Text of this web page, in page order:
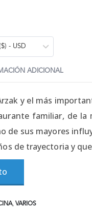
- USD
ADICIONAL
y el más
familiar, de
de sus mayores
de trayectoria y
, VARIOS